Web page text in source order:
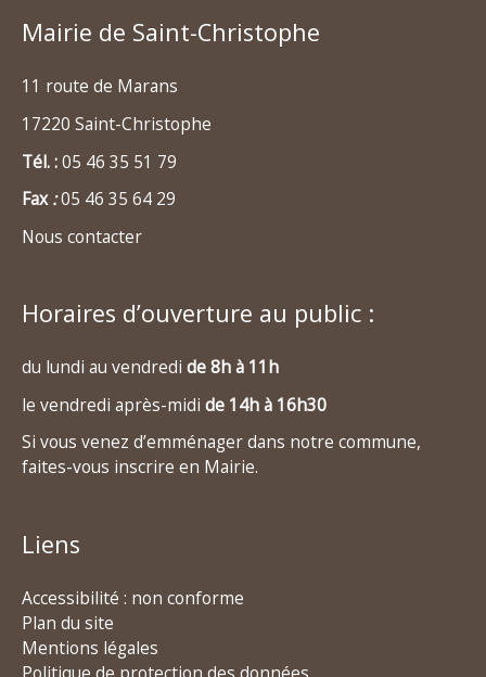
Mairie de Saint-Christophe
11 route de Marans
17220 Saint-Christophe
Tél. :05 46 35 51 79
Fax:05 46 35 64 29
Nous contacter
Horaires d’ouverture au public :
du lundi au vendredi de 8h à 11h
le vendredi après-midi de 14h à 16h30
Si vous venez d’emménager dans notre commune,
faites-vous inscrire en Mairie.
Liens
Accessibilité : non conforme
Plan du site
Mentions légales
Politique de protection des données